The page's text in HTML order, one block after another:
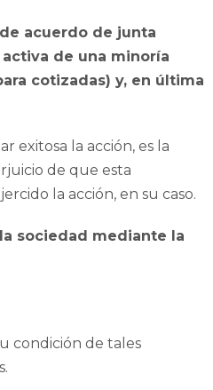
acuerdo de junta
de una minoría
cotizadas) y, en última
exitosa la acción, es la
de que esta
la acción, en su caso.
sociedad mediante la
condición de tales